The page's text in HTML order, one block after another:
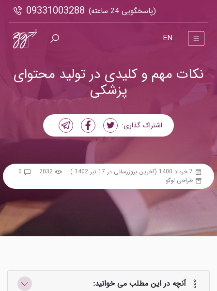
(پاسخگویی 24 ساعته) 09331003288
EN
نکات مهم و کلیدی در تولید محتوای
پزشکی
اشتراک گذاری:
7 خرداد 1400 (آخرین بروزرسانی در 17 تیر 1402 ) 2032
0
طراحی لوگو
آنچه در این مطلب می خوانید: